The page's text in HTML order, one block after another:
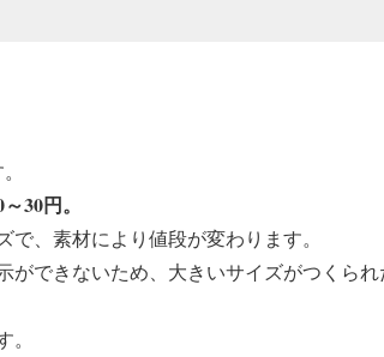
きるの‼
2018年7月9日
30円。
、素材により値段が変わります。
できないため、大きいサイズがつくられ